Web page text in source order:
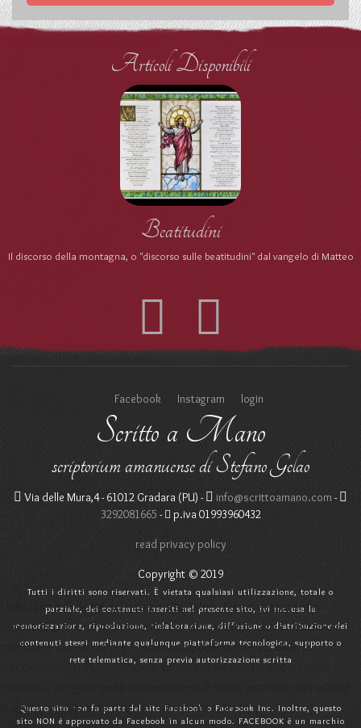
Articoli Disponibili
Beatitudini
Il discorso della montagna, o "discorso sulle beatitudini" dal vangelo di Matteo
Facebook Instagram login
Scritto a Mano
scriptorium amanuense di Stefano Gelao
Via delle Mura,4 - 61012 Gradara (PU) - info@scrittoamano.com -
3292081665 - p.iva 01993960432
read privacy policy
Copyright © 2019
Tutti i diritti sono riservati. È vietata qualsiasi utilizzazione, totale o
parziale, dei contenuti inseriti nel presente sito, ivi inclusa la
memorizzazione, riproduzione, rielaborazione, diffusione o distribuzione dei
contenuti stessi mediante qualunque piattaforma tecnologica, supporto o
rete telematica, senza previa autorizzazione scritta
Questo sito non fa parte del sito Facebook o Facebook Inc. Inoltre, questo
sito NON è approvato da Facebook in alcun modo. FACEBOOK è un marchio
Utilizziamo i cookie sul nostro sito Web. Alcuni di essi sono
essenziali per il funzionamento del sito, mentre altri ci aiutano a
migliorare questo sito e l'esperienza dell'utente (cookie di
tracciamento). Puoi decidere tu stesso se consentire o meno i
in grado di utilizzare tutte le funzionalità del sito.